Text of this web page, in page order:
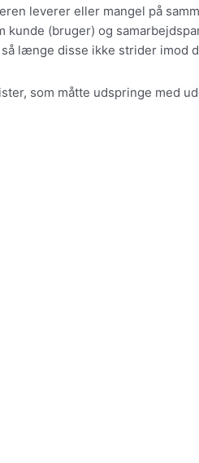
leverer eller mangel på
(bruger) og
længe disse ikke strider imod
som måtte udspringe med